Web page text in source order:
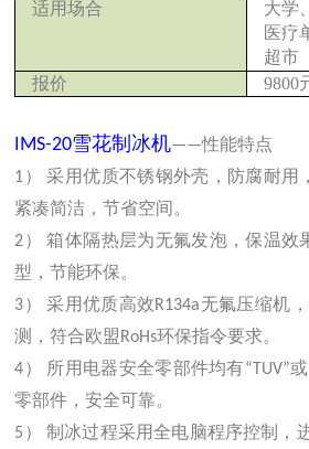
适用场合
大学
医疗
超市
报价
9800
IMS-20雪花制冰机——性能特点
1） 采用优质不锈钢外壳，防腐耐用
紧凑简洁，节省空间。
2） 箱体隔热层为无氟发泡，保温效
型，节能环保。
3） 采用优质高效R134a无氟压缩机
测，符合欧盟RoHs环保指令要求。
4） 所用电器安全零部件均有“TUV”
零部件，安全可靠。
5） 制冰过程采用全电脑程序控制，